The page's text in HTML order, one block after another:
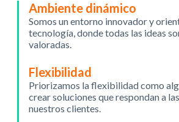
Ambiente dinámico
Somos un entorno innovador y
tecnología, donde todas las ideas
valoradas.
Flexibilidad
Priorizamos la flexibilidad como
crear soluciones que respondan a
nuestros clientes.